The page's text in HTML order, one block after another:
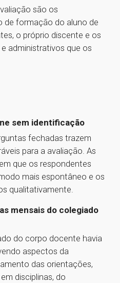
são os
de formação do aluno de
o próprio discente e os
administrativos que os
sem identificação
fechadas trazem
para a avaliação. As
que os respondentes
mais espontâneo e os
qualitativamente.
mensais do colegiado
do corpo docente havia
aspectos da
das orientações,
disciplinas, do